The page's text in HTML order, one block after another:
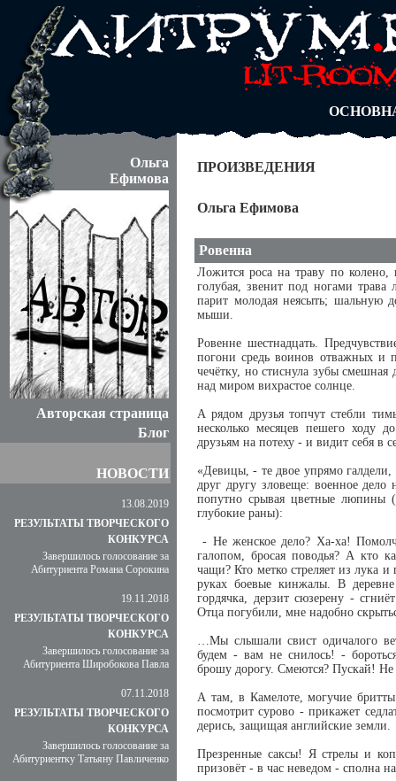
АВТОРЫ
БЛОГИ
АБИТУРА
Ольга
Ефимова
Авторская страница
Блог
НОВОСТИ
13.08.2019
РЕЗУЛЬТАТЫ ТВОРЧЕСКОГО
КОНКУРСА
Завершилось голосование за
Абитуриента Романа Сорокина
19.11.2018
РЕЗУЛЬТАТЫ ТВОРЧЕСКОГО
КОНКУРСА
Завершилось голосование за
Абитуриента Широбокова Павла
07.11.2018
РЕЗУЛЬТАТЫ ТВОРЧЕСКОГО
КОНКУРСА
Завершилось голосование за
Абитуриентку Татьяну Павличенко
ПРОИЗВЕДЕНИЯ
Ольга Ефимова
Ровенна
Ложится роса на траву по колено,
голубая, звенит под ногами трава
парит молодая неясыть; шальную
мыши.
Ровенне шестнадцать.
погони средь воинов отважных и
чечётку, но стиснула зубы смешная
над миром вихрастое солнце.
А рядом друзья топчут стебли
несколько месяцев пешего ходу
друзьям на потеху - и видит себя в
«Девицы, - те двое упрямо
друг другу зловеще: военное
попутно срывая цветные люпины
глубокие раны):
- Не женское дело? Ха-ха!
галопом, бросая поводья? А кто
чащи? Кто метко стреляет из лука
руках боевые кинжалы. В деревне
гордячка, дерзит сюзерену -
Отца погубили, мне надобно
…Мы слышали свист одичалого
будем - вам не снилось! -
брошу дорогу. Смеются? Пускай! Не
А там, в Камелоте, могучие
посмотрит сурово - прикажет
дерись, защищая английские земли.
Презренные саксы! Я стрелы и
призовёт - в час неведом - сполна